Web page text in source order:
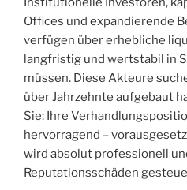
Offices und expandierende
verfügen über erhebliche
langfristig und wertstabil in
müssen. Diese Akteure
über Jahrzehnte aufgebaut
Sie: Ihre
hervorragend –
wird absolut professionell
Reputationsschäden